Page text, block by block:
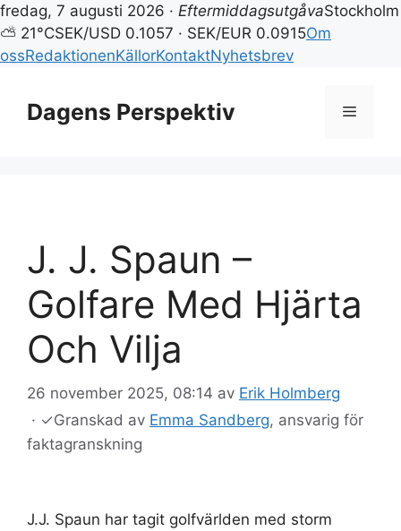
fredag, 7 augusti 2026 · EftermiddagsutgåvaStockholm
⛅ 21°CSEK/USD 0.1057 · SEK/EUR 0.0915Om
ossRedaktionenKällorKontaktNyhetsbrev
innehållDagens Perspektiv Meny
J. J. Spaun –
Golfare Med Hjärta
Och Vilja
26 november 2025, 08:14 av Erik Holmberg
· ✓Granskad av Emma Sandberg, ansvarig för
faktagranskning
J.J. Spaun har tagit golfvärlden med storm